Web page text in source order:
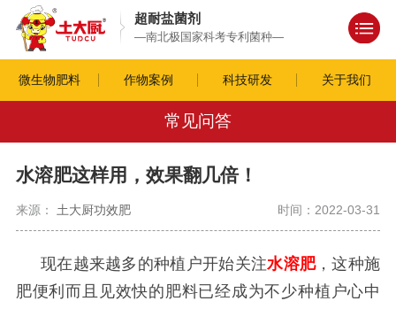
超耐盐菌剂
—南北极国家科考专利菌种—
微生物肥料 作物案例 科技研发 关于我们
常见问答
水溶肥这样用，效果翻几倍！
来源： 土大厨功效肥 时间：2022-03-31
现在越来越多的种植户开始关注水溶肥，这种施
肥便利而且见效快的肥料已经成为不少种植户心中